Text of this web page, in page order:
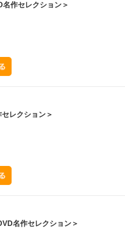
名作セレクション＞
レクション＞
名作セレクション＞